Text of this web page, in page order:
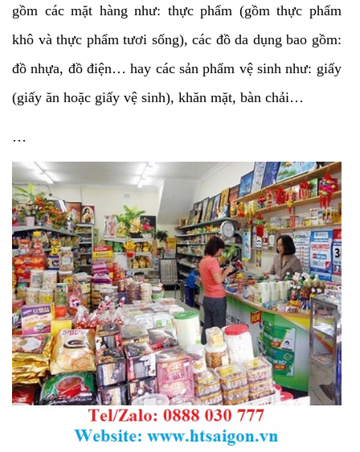
gồm các mặt hàng như: thực phẩm (gồm thực phẩm
khô và thực phẩm tươi sống), các đồ da dụng bao gồm:
đồ nhựa, đồ điện… hay các sản phẩm vệ sinh như: giấy
(giấy ăn hoặc giấy vệ sinh), khăn mặt, bàn chải…
…